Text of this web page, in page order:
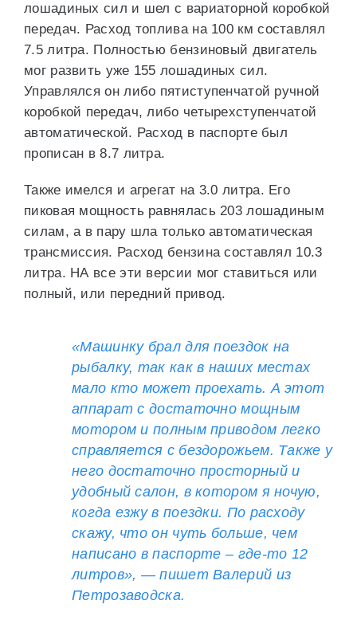
лошадиных сил и шел с вариаторной коробкой
передач. Расход топлива на 100 км составлял
7.5 литра. Полностью бензиновый двигатель
мог развить уже 155 лошадиных сил.
Управлялся он либо пятиступенчатой ручной
коробкой передач, либо четырехступенчатой
автоматической. Расход в паспорте был
прописан в 8.7 литра.
Также имелся и агрегат на 3.0 литра. Его
пиковая мощность равнялась 203 лошадиным
силам, а в пару шла только автоматическая
трансмиссия. Расход бензина составлял 10.3
литра. НА все эти версии мог ставиться или
полный, или передний привод.
«Машинку брал для поездок на
рыбалку, так как в наших местах
мало кто может проехать. А этот
аппарат с достаточно мощным
мотором и полным приводом легко
справляется с бездорожьем. Также у
него достаточно просторный и
удобный салон, в котором я ночую,
когда езжу в поездки. По расходу
скажу, что он чуть больше, чем
написано в паспорте – где-то 12
литров», — пишет Валерий из
Петрозаводска.